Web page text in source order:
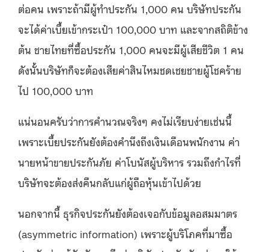
ต่อคน เพราะถ้ามีผู้ทำประกัน 1,000 คน บริษัทประกัน
จะได้ค่าเบี้ยเข้ากระเป๋า 100,000 บาท และจากสถิติข้าง
ต้น ชายไทยที่ซื้อประกัน 1,000 คนจะมีผู้เสียชีวิต 1 คน
ดังนั้นบริษัทก็จะต้องเสียค่าสินไหมชดเชยชายผู้โชคร้าย
ไป 100,000 บาท
แน่นอนครับว่าการคำนวณจริงๆ คงไม่เรียบง่ายเช่นนี้
เพราะเบี้ยประกันยังต้องคำนึงถึงเงินเดือนพนักงาน ค่า
นายหน้าขายประกันภัย ค่าโบนัสผู้บริหาร รวมถึงกำไรที่
บริษัทจะต้องส่งคืนกลับแก่ผู้ถือหุ้นเข้าไปด้วย
นอกจากนี้ ธุรกิจประกันยังต้องเจอกับข้อมูลอสมมาตร
(asymmetric information) เพราะผู้บริโภคที่มาซื้อ